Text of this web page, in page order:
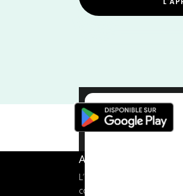
A propos de FMS
L’application tout-en-un
coureurs